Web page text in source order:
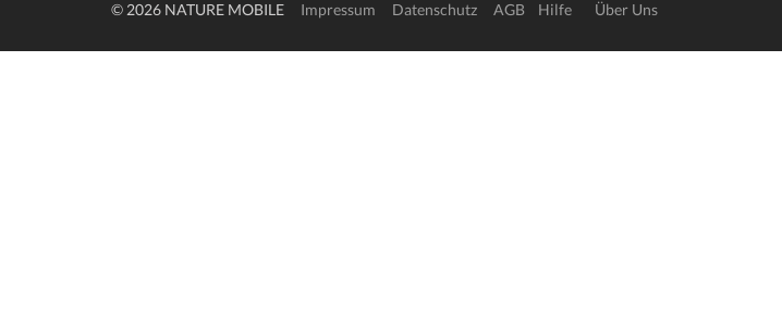
© 2026 NATURE MOBILE Impressum Datenschutz AGB Hilfe Über Uns